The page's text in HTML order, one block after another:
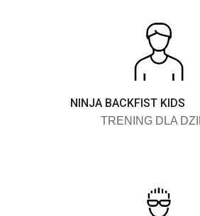
NINJA BACKFIST KIDS
TRENING DLA